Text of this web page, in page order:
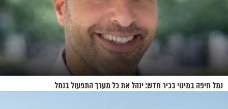
נמל חיפה במינוי בכיר חדש: ינהל את כל מערך התפעול בנמל